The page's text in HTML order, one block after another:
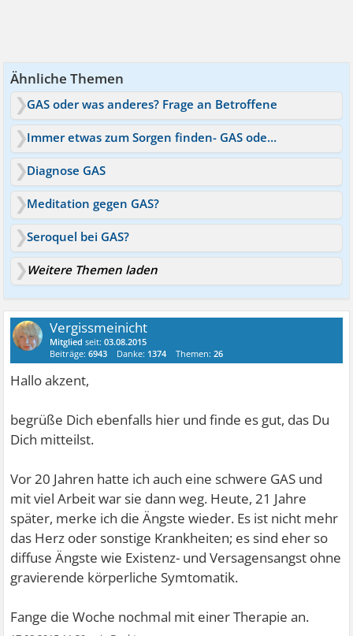
Ähnliche Themen
GAS oder was anderes? Frage an Betroffene
Immer etwas zum Sorgen finden- GAS oder nicht?
Diagnose GAS
Meditation gegen GAS?
Seroquel bei GAS?
Weitere Themen laden
Vergissmeinicht
Mitglied seit:03.08.2015
Beiträge:6943 Danke: 1374 Themen:26
Hallo akzent,
begrüße Dich ebenfalls hier und finde es gut, das Du
Dich mitteilst.
Vor 20 Jahren hatte ich auch eine schwere GAS und
mit viel Arbeit war sie dann weg. Heute, 21 Jahre
später, merke ich die Ängste wieder. Es ist nicht mehr
das Herz oder sonstige Krankheiten; es sind eher so
diffuse Ängste wie Existenz- und Versagensangst ohne
gravierende körperliche Symtomatik.
Fange die Woche nochmal mit einer Therapie an.